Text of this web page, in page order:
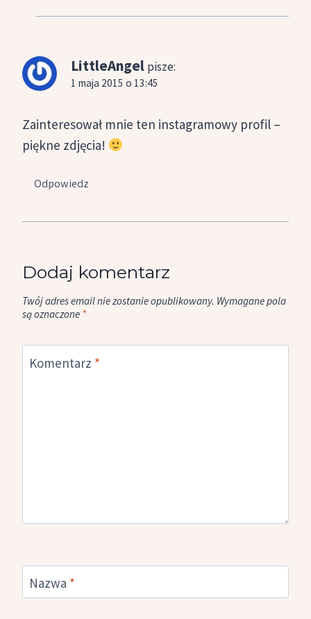
LittleAngel pisze:
1 maja 2015 o 13:45
Zainteresował mnie ten instagramowy profil –
piękne zdjęcia!
Odpowiedz
Dodaj komentarz
Twój adres email nie zostanie opublikowany. Wymagane pola
są oznaczone *
Komentarz *
Nazwa *